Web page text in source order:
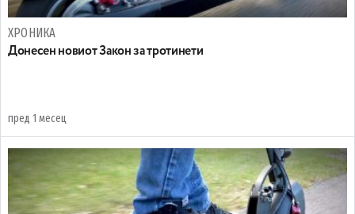
ХРОНИКА
Донесен новиот Закон за тротинети
пред 1 месец